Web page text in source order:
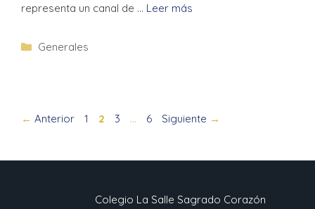
representa un canal de … Leer más
Generales
← Anterior 1 2 3 … 6 Siguiente →
Colegio La Salle Sagrado Corazón